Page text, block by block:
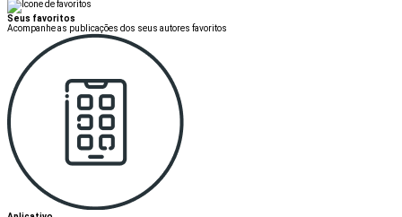
Seus favoritos
Acompanhe as publicações dos seus autores favoritos